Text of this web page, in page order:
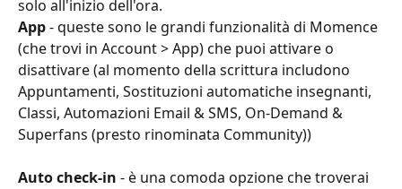
solo all'inizio dell'ora.
App - queste sono le grandi funzionalità di Momence
(che trovi in Account > App) che puoi attivare o
disattivare (al momento della scrittura includono
Appuntamenti, Sostituzioni automatiche insegnanti,
Classi, Automazioni Email & SMS, On-Demand &
Superfans (presto rinominata Community))
Auto check-in - è una comoda opzione che troverai